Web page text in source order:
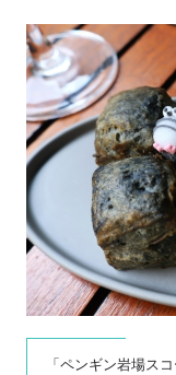
「ペンギン岩場ス